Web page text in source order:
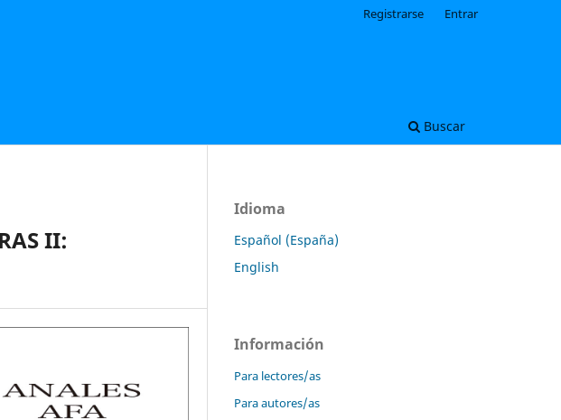
Buscar
Registrarse Entrar
II:
Idioma
Español (España)
English
Información
Para lectores/as
Para autores/as